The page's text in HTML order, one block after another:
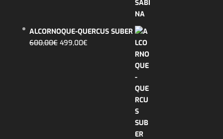
ALCORNOQUE-QUERCUS SUBER
600,00€ El
499,00€El